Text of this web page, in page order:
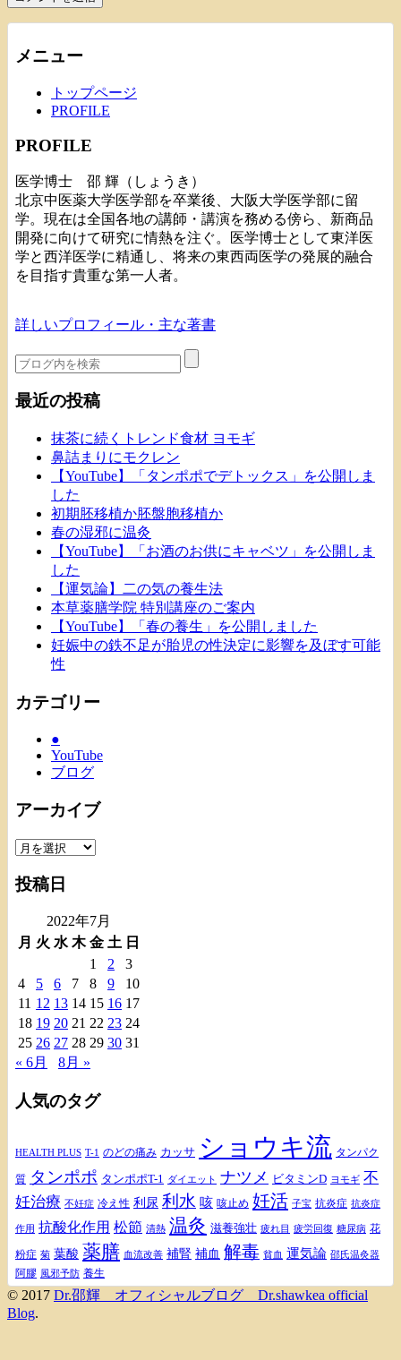
メニュー
トップページ
PROFILE
PROFILE
医学博士 邵 輝（しょうき）
北京中医薬大学医学部を卒業後、大阪大学医学部に留
学。現在は全国各地の講師・講演を務める傍ら、新商品
開発に向けて研究に情熱を注ぐ。医学博士として東洋医
学と西洋医学に精通し、将来の東西両医学の発展的融合
を目指す貴重な第一人者。
詳しいプロフィール・主な著書
最近の投稿
抹茶に続くトレンド食材 ヨモギ
鼻詰まりにモクレン
【YouTube】「タンポポでデトックス」を公開しま
した
初期胚移植か胚盤胞移植か
春の湿邪に温灸
【YouTube】「お酒のお供にキャベツ」を公開しま
した
【運気論】二の気の養生法
本草薬膳学院 特別講座のご案内
【YouTube】「春の養生」を公開しました
妊娠中の鉄不足が胎児の性決定に影響を及ぼす可能
性
カテゴリー
●
YouTube
ブログ
アーカイブ
ア
カ
投稿日
2022年7月
月 火 水 木 金 土 日
1
2
3
4
5 6 7 8 9
10
11 12 13 14 15 16 17
18 19 20 21 22 23 24
25 26 27 28 29 30 31
« 6月
8月 »
人気のタグ
HEALTH PLUS T-1 のどの痛み カッサ ショウキ流 タンパク
質 タンポポ タンポポT-1 ダイエット ナツメ ビタミンD ヨモギ 不
妊治療 不妊症 冷え性 利尿 利水 咳 咳止め 妊活 子宝 抗炎症 抗炎症
作用 抗酸化作用 松節 清熱 温灸 滋養強壮 疲れ目 疲労回復 糖尿病 花
粉症 菊 葉酸 薬膳 血流改善 補腎 補血 解毒 貧血 運気論 邵氏温灸器
阿膠 風邪予防 養生
© 2017 Dr.邵輝 オフィシャルブログ Dr.shawkea official
Blog.